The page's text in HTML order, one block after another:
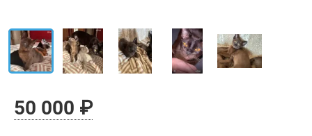
50 000 ₽